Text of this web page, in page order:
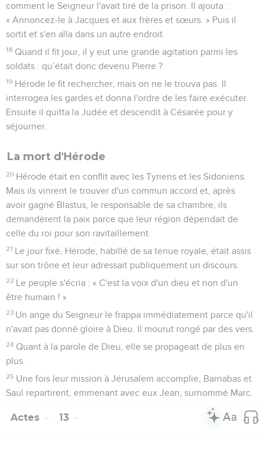
comment le Seigneur l'avait tiré de la prison. Il ajouta :
« Annoncez-le à Jacques et aux frères et sœurs. » Puis il
sortit et s'en alla dans un autre endroit.
18 Quand il fit jour, il y eut une grande agitation parmi les
soldats : qu’était donc devenu Pierre ?
19 Hérode le fit rechercher, mais on ne le trouva pas. Il
interrogea les gardes et donna l'ordre de les faire exécuter.
Ensuite il quitta la Judée et descendit à Césarée pour y
séjourner.
La mort d'Hérode
20 Hérode était en conflit avec les Tyriens et les Sidoniens.
Mais ils vinrent le trouver d'un commun accord et, après
avoir gagné Blastus, le responsable de sa chambre, ils
demandèrent la paix parce que leur région dépendait de
celle du roi pour son ravitaillement.
21 Le jour fixé, Hérode, habillé de sa tenue royale, était assis
sur son trône et leur adressait publiquement un discours.
22 Le peuple s'écria : « C'est la voix d'un dieu et non d'un
être humain ! »
23 Un ange du Seigneur le frappa immédiatement parce qu'il
n'avait pas donné gloire à Dieu. Il mourut rongé par des vers.
24 Quant à la parole de Dieu, elle se propageait de plus en
plus.
25 Une fois leur mission à Jérusalem accomplie, Barnabas et
Saul repartirent, emmenant avec eux Jean, surnommé Marc.
Actes 13